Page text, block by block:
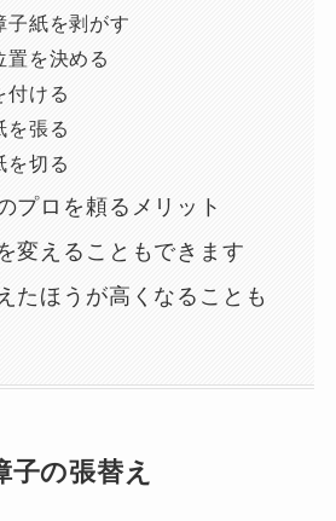
子紙を剥がす
置を決める
付ける
を張る
を切る
プロを頼るメリット
変えることもできます
たほうが高くなることも
の張替え